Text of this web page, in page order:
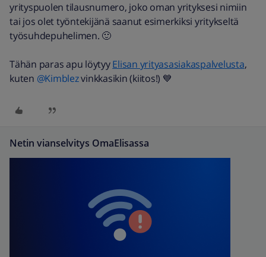
yrityspuolen tilausnumero, joko oman yrityksesi nimiin
tai jos olet työntekijänä saanut esimerkiksi yritykseltä
työsuhdepuhelimen. 🙂
Tähän paras apu löytyyElisan yrityasasiakaspalvelusta,
kuten @Kimblezvinkkasikin (kiitos!) 💙
Netin vianselvitys OmaElisassa